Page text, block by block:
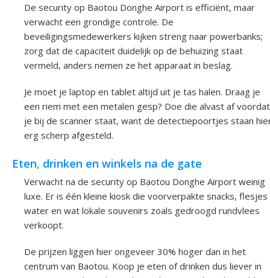
De security op Baotou Donghe Airport is efficiënt, maar
verwacht een grondige controle. De
beveiligingsmedewerkers kijken streng naar powerbanks;
zorg dat de capaciteit duidelijk op de behuizing staat
vermeld, anders nemen ze het apparaat in beslag.
Je moet je laptop en tablet altijd uit je tas halen. Draag je
een riem met een metalen gesp? Doe die alvast af voordat
je bij de scanner staat, want de detectiepoortjes staan
erg scherp afgesteld.
Eten, drinken en winkels na de gate
Verwacht na de security op Baotou Donghe Airport weinig
luxe. Er is één kleine kiosk die voorverpakte snacks, flesjes
water en wat lokale souvenirs zoals gedroogd rundvlees
verkoopt.
De prijzen liggen hier ongeveer 30% hoger dan in het
centrum van Baotou. Koop je eten of drinken dus liever in